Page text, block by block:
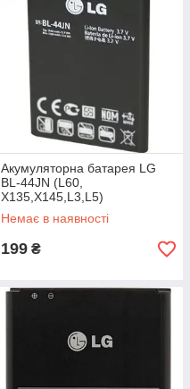
Акумуляторна батарея LG
BL-44JN (L60,
X135,X145,L3,L5)
Немає в наявності
199 ₴